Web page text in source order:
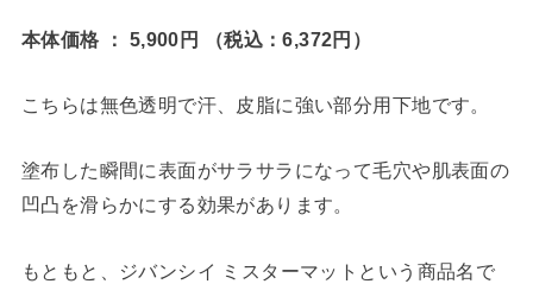
本体価格 ： 5,900円 （税込：6,372円 ）
こちらは無色透明で汗、皮脂に強い部分用下地です。
塗布した瞬間に表面がサラサラになって毛穴や肌表面の
凹凸を滑らかにする効果があります。
もともと、ジバンシイ ミスターマットという商品名で